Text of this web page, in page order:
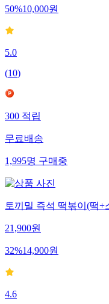
50%10,000원
5.0
(10)
300적립
무료배송
1,995명구매중
토끼밀 즉석 떡볶이(떡+
21,900원
32%14,900원
4.6